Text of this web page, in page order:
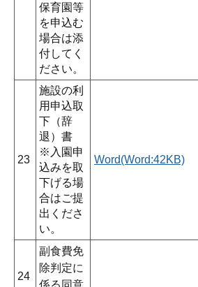
保育園等
を申込む
場合は添
付してく
ださい。
23
施設の利
用申込取
下（辞
退）書
※入園申
込みを取
下げる場
合はご提
出くださ
い。
Word(Word:42KB)
24
副食費免
除判定に
係る同意